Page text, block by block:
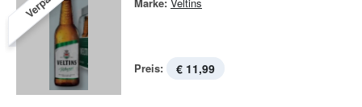
Preis: € 11,99